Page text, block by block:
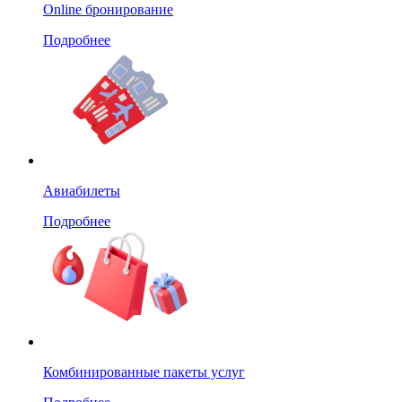
Online бронирование
Подробнее
Авиабилеты
Подробнее
Комбинированные пакеты услуг